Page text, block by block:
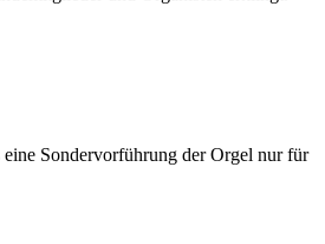
eine Sondervorführung der Orgel nur für